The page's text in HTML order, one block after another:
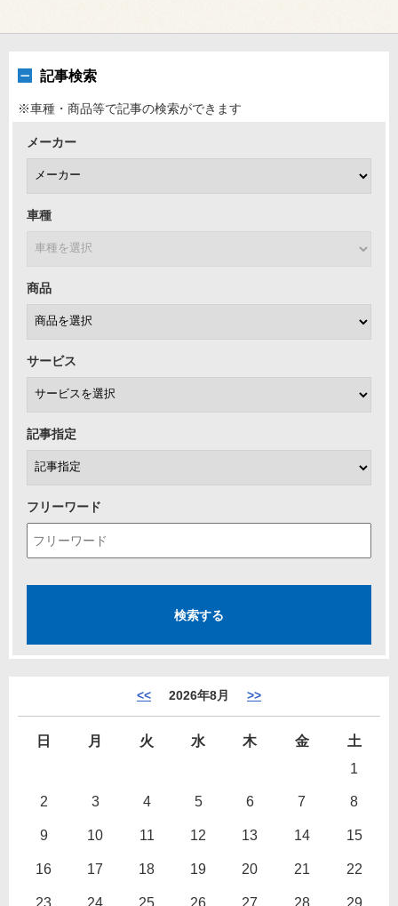
記事検索
※車種・商品等で記事の検索ができます
メーカー
車種
商品
サービス
記事指定
フリーワード
<< 2026年8月 >>
日 月 火 水 木 金
土
1
2 3 4 5 6 7 8
9 10 11 12 13 14 15
16 17 18 19 20 21 22
23 24 25 26 27 28 29